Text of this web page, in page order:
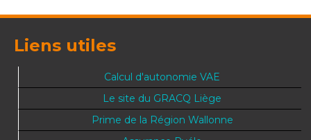
Liens utiles
Calcul d'autonomie VAE
Le site du GRACQ Liège
Prime de la Région Wallonne